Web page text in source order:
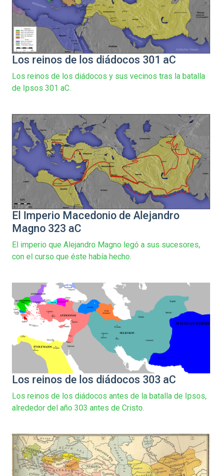
Los reinos de los diádocos 301 aC
Los reinos de los diádocos y sus vecinos tras la batalla
de Ipsos 301 aC.
El Imperio Macedonio de Alejandro
Magno 323 aC
El imperio que Alejandro Magno legó a sus sucesores,
con el curso que éste había hecho.
Los reinos de los diádocos 303 aC
Los reinos de los diádocos antes de la batalla de Ipsos,
alrededor del año 303 antes de Cristo.